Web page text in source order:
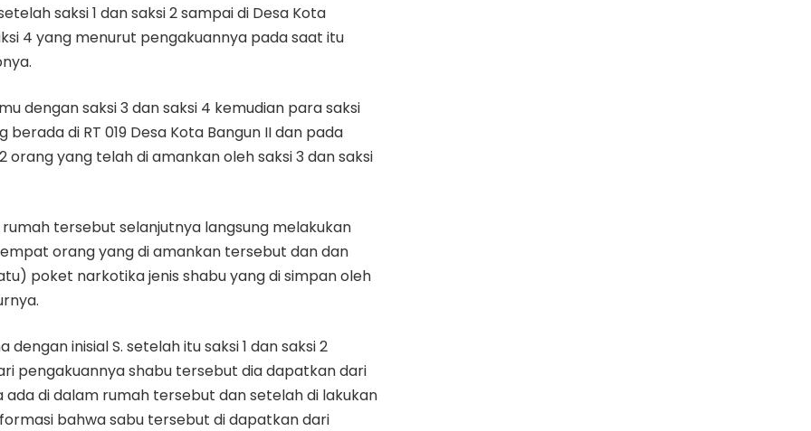
saksi 1 dan saksi 2 sampai di Desa Kota
4 yang menurut pengakuannya pada saat itu
dengan saksi 3 dan saksi 4 kemudian para saksi
di RT 019 Desa Kota Bangun II dan pada
yang telah di amankan oleh saksi 3 dan saksi
rumah tersebut selanjutnya langsung melakukan
orang yang di amankan tersebut dan dan
poket narkotika jenis shabu yang di simpan oleh
inisial S. setelah itu saksi 1 dan saksi 2
pengakuannya shabu tersebut dia dapatkan dari
ada di dalam rumah tersebut dan setelah di lakukan
bahwa sabu tersebut di dapatkan dari